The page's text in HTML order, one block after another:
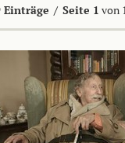
Einträge / Seite 1 von